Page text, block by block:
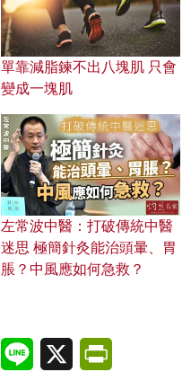
單靠減脂鍊不出八塊肌 只會
變成一塊肌
左常波中醫：打破傳統中醫
迷思 極簡針灸能治頭暈、胃
脹？中風應如何急救？
LinkedInLine X